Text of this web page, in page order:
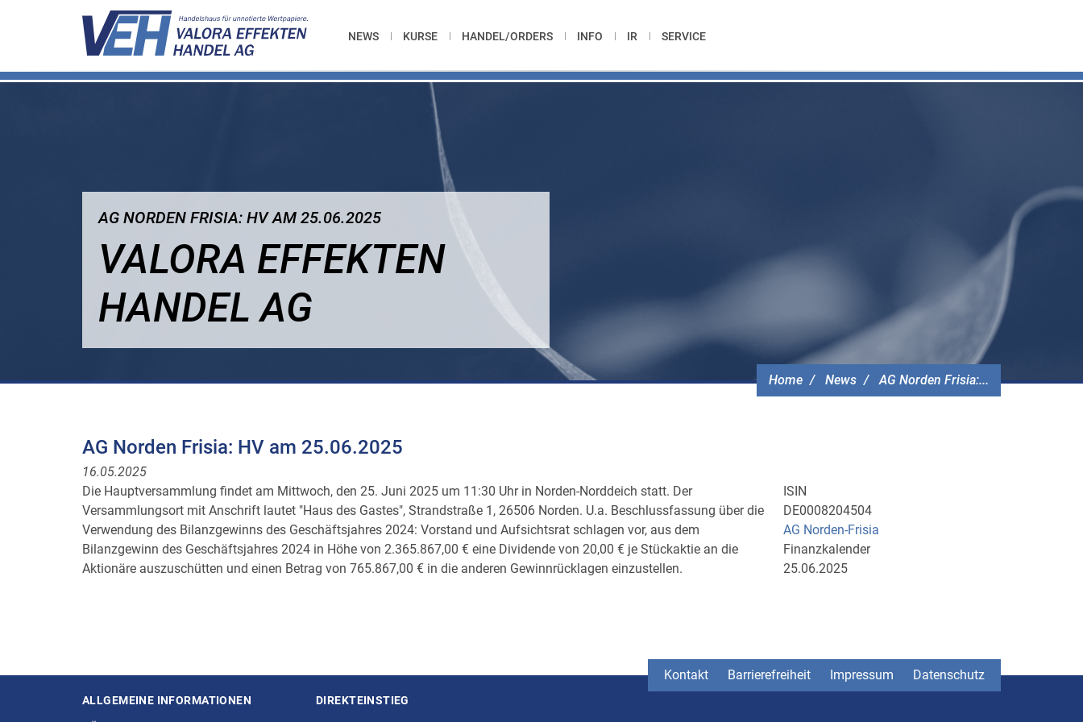
NEWS KURSE HANDEL/ORDERS INFO IR SERVICE
Home News AG Norden Frisia:...
AG NORDEN FRISIA: HV AM 25.06.2025
VALORA EFFEKTEN
HANDEL AG
AG Norden Frisia: HV am 25.06.2025
16.05.2025
Die Hauptversammlung findet am Mittwoch, den 25. Juni 2025 um 11:30 Uhr in Norden-Norddeich statt. Der
Versammlungsort mit Anschrift lautet "Haus des Gastes", Strandstraße 1, 26506 Norden. U.a. Beschlussfassung über die
Verwendung des Bilanzgewinns des Geschäftsjahres 2024: Vorstand und Aufsichtsrat schlagen vor, aus dem
Bilanzgewinn des Geschäftsjahres 2024 in Höhe von 2.365.867,00 € eine Dividende von 20,00 € je Stückaktie an die
Aktionäre auszuschütten und einen Betrag von 765.867,00 € in die anderen Gewinnrücklagen einzustellen.
ISIN
DE0008204504
AG Norden-Frisia
Finanzkalender
25.06.2025
Kontakt Barrierefreiheit Impressum Datenschutz
Seitenstruktur
ALLGEMEINE INFORMATIONEN DIREKTEINSTIEG